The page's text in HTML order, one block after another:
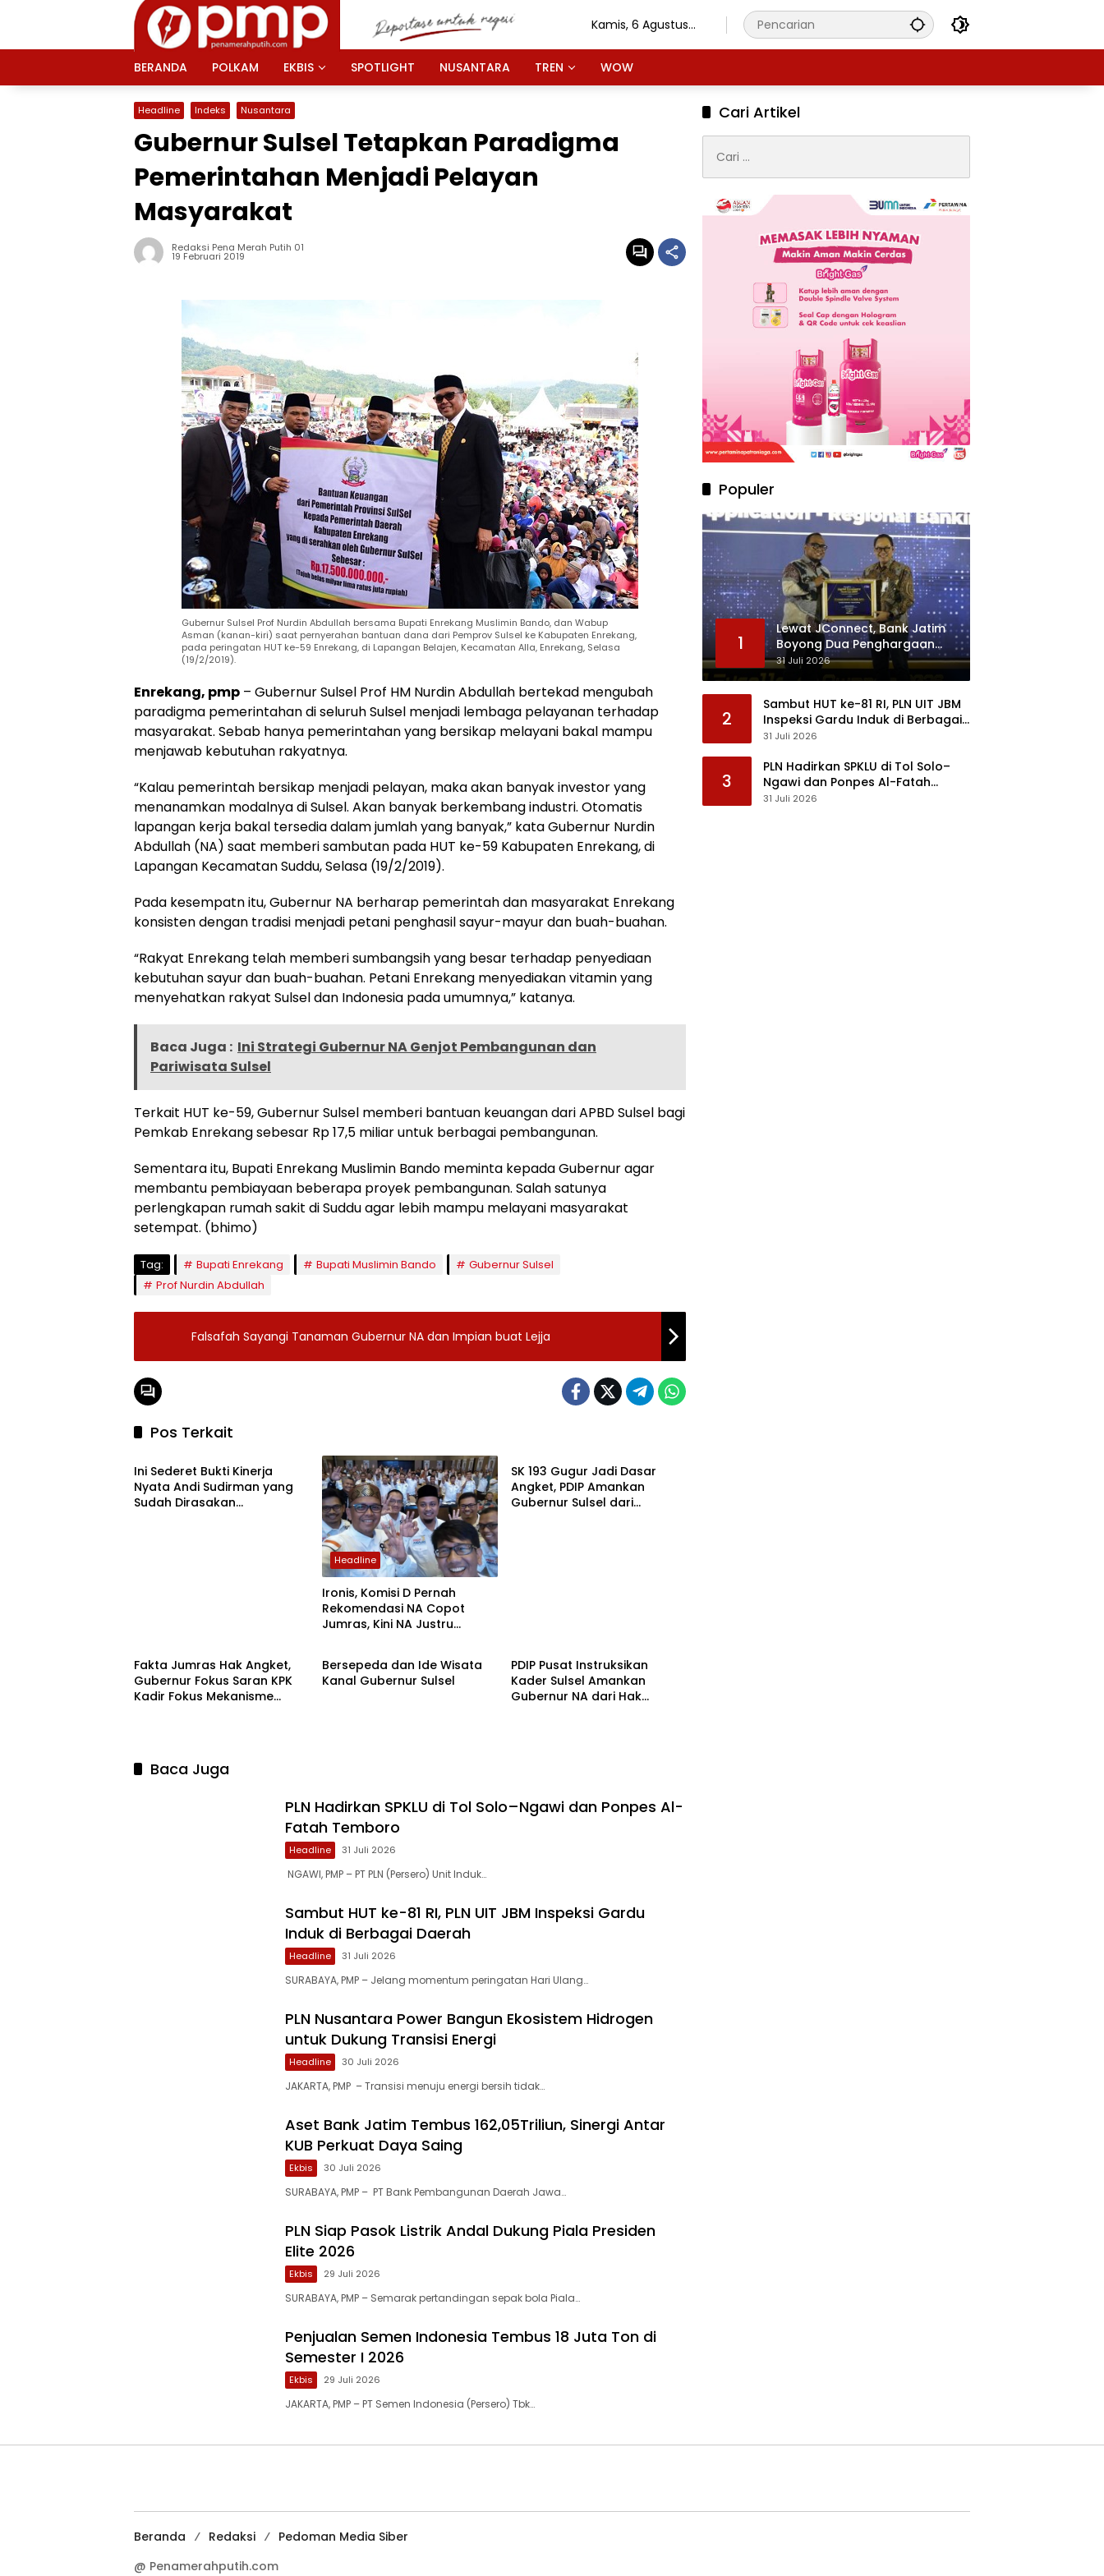
Kamis, 6 Agustus
BERANDA
POLKAM EKBIS SPOTLIGHT NUSANTARA TREN WOW
Headline Indeks Nusantara
Gubernur Sulsel Tetapkan Paradigma
Pemerintahan Menjadi Pelayan
Masyarakat
Redaksi Pena Merah Putih 01
19 Februari 2019
Gubernur Sulsel Prof Nurdin Abdullah bersama Bupati Enrekang Muslimin Bando, dan Wabup
Asman (kanan-kiri) saat pernyerahan bantuan dana dari Pemprov Sulsel ke Kabupaten Enrekang,
pada peringatan HUT ke-59 Enrekang, di Lapangan Belajen, Kecamatan Alla, Enrekang, Selasa
(19/2/2019).
Enrekang, pmp – Gubernur Sulsel Prof HM Nurdin Abdullah bertekad mengubah
paradigma pemerintahan di seluruh Sulsel menjadi lembaga pelayanan terhadap
masyarakat. Sebab hanya pemerintahan yang bersikap melayani bakal mampu
menjawab kebutuhan rakyatnya.
“Kalau pemerintah bersikap menjadi pelayan, maka akan banyak investor yang
menanamkan modalnya di Sulsel. Akan banyak berkembang industri. Otomatis
lapangan kerja bakal tersedia dalam jumlah yang banyak,” kata Gubernur Nurdin
Abdullah (NA) saat memberi sambutan pada HUT ke-59 Kabupaten Enrekang, di
Lapangan Kecamatan Suddu, Selasa (19/2/2019).
Pada kesempatn itu, Gubernur NA berharap pemerintah dan masyarakat Enrekang
konsisten dengan tradisi menjadi petani penghasil sayur-mayur dan buah-buahan.
“Rakyat Enrekang telah memberi sumbangsih yang besar terhadap penyediaan
kebutuhan sayur dan buah-buahan. Petani Enrekang menyediakan vitamin yang
menyehatkan rakyat Sulsel dan Indonesia pada umumnya,” katanya.
Baca Juga : Ini Strategi Gubernur NA Genjot Pembangunan dan
Pariwisata Sulsel
Terkait HUT ke-59, Gubernur Sulsel memberi bantuan keuangan dari APBD Sulsel bagi
Pemkab Enrekang sebesar Rp 17,5 miliar untuk berbagai pembangunan.
Sementara itu, Bupati Enrekang Muslimin Bando meminta kepada Gubernur agar
membantu pembiayaan beberapa proyek pembangunan. Salah satunya
perlengkapan rumah sakit di Suddu agar lebih mampu melayani masyarakat
setempat. (bhimo)
Tag: Bupati Enrekang Bupati Muslimin Bando
Gubernur Sulsel
Prof Nurdin Abdullah
Falsafah Sayangi Tanaman Gubernur NA dan Impian buat Lejja
Pos Terkait
Headline
Ini Sederet Bukti Kinerja
Nyata Andi Sudirman yang
Sudah Dirasakan
Headline
Ironis, Komisi D Pernah
Rekomendasi NA Copot
Jumras, Kini NA Justru
SK 193 Gugur Jadi Dasar
Angket, PDIP Amankan
Gubernur Sulsel dari
Fakta Jumras Hak Angket,
Gubernur Fokus Saran KPK
Kadir Fokus Mekanisme
Headline
Bersepeda dan Ide Wisata
Kanal Gubernur Sulsel
PDIP Pusat Instruksikan
Kader Sulsel Amankan
Gubernur NA dari Hak
Baca Juga
PLN Hadirkan SPKLU di Tol Solo–Ngawi dan Ponpes Al-
Fatah Temboro
Headline 31 Juli 2026
NGAWI, PMP – PT PLN (Persero) Unit Induk…
Sambut HUT ke-81 RI, PLN UIT JBM Inspeksi Gardu
Induk di Berbagai Daerah
Headline 31 Juli 2026
SURABAYA, PMP – Jelang momentum peringatan Hari Ulang…
PLN Nusantara Power Bangun Ekosistem Hidrogen
untuk Dukung Transisi Energi
Headline 30 Juli 2026
JAKARTA, PMP – Transisi menuju energi bersih tidak…
Aset Bank Jatim Tembus 162,05Triliun, Sinergi Antar
KUB Perkuat Daya Saing
Ekbis 30 Juli 2026
SURABAYA, PMP – PT Bank Pembangunan Daerah Jawa…
PLN Siap Pasok Listrik Andal Dukung Piala Presiden
Elite 2026
Ekbis 29 Juli 2026
SURABAYA, PMP – Semarak pertandingan sepak bola Piala…
Penjualan Semen Indonesia Tembus 18 Juta Ton di
Semester I 2026
Ekbis 29 Juli 2026
JAKARTA, PMP – PT Semen Indonesia (Persero) Tbk…
Cari Artikel
untuk:
Populer
1
Lewat JConnect, Bank Jatim
Boyong Dua Penghargaan
Sekaligus
31 Juli 2026
2
Sambut HUT ke-81 RI, PLN UIT JBM
Inspeksi Gardu Induk di Berbagai
Daerah
31 Juli 2026
3
PLN Hadirkan SPKLU di Tol Solo–
Ngawi dan Ponpes Al-Fatah
Temboro
31 Juli 2026
Beranda Redaksi
Pedoman Media Siber
@ Penamerahputih.com